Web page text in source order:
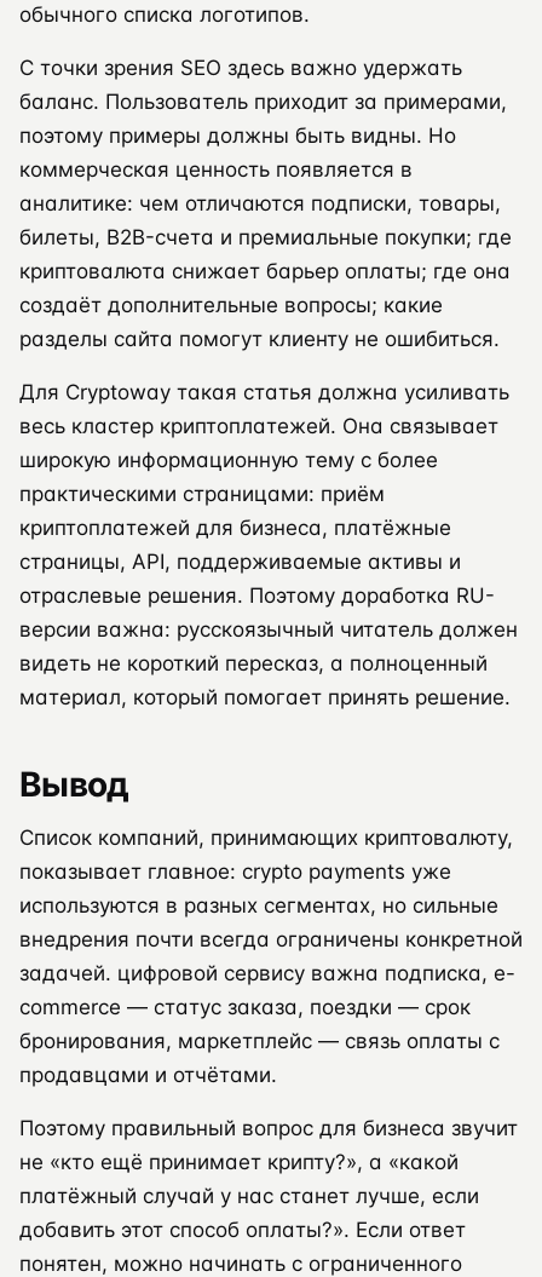
обычного списка логотипов.
С точки зрения SEO здесь важно удержать
баланс. Пользователь приходит за примерами,
поэтому примеры должны быть видны. Но
коммерческая ценность появляется в
аналитике: чем отличаются подписки, товары,
билеты, B2B-счета и премиальные покупки; где
криптовалюта снижает барьер оплаты; где она
создаёт дополнительные вопросы; какие
разделы сайта помогут клиенту не ошибиться.
Для Cryptoway такая статья должна усиливать
весь кластер криптоплатежей. Она связывает
широкую информационную тему с более
практическими страницами: приём
криптоплатежей для бизнеса, платёжные
страницы, API, поддерживаемые активы и
отраслевые решения. Поэтому доработка RU-
версии важна: русскоязычный читатель должен
видеть не короткий пересказ, а полноценный
материал, который помогает принять решение.
Вывод
Список компаний, принимающих криптовалюту,
показывает главное: crypto payments уже
используются в разных сегментах, но сильные
внедрения почти всегда ограничены конкретной
задачей. цифровой сервису важна подписка, e-
commerce — статус заказа, поездки — срок
бронирования, маркетплейс — связь оплаты с
продавцами и отчётами.
Поэтому правильный вопрос для бизнеса звучит
не «кто ещё принимает крипту?», а «какой
платёжный случай у нас станет лучше, если
добавить этот способ оплаты?». Если ответ
понятен, можно начинать с ограниченного